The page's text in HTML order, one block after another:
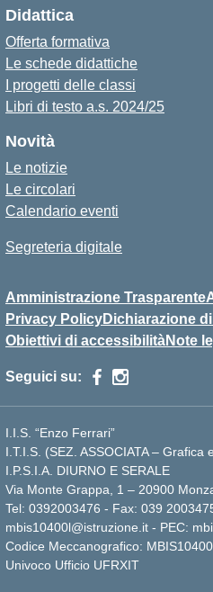
Didattica
Offerta formativa
Le schede didattiche
I progetti delle classi
Libri di testo a.s. 2024/25
Novità
Le notizie
Le circolari
Calendario eventi
Segreteria digitale
Amministrazione Trasparente
Privacy PolicyDichiarazione
Obiettivi di accessibilitàNote
Seguici su:
I.I.S. “Enzo Ferrari”
I.T.I.S. (SEZ. ASSOCIATA – Grafica
I.P.S.I.A. DIURNO E SERALE
Via Monte Grappa, 1 – 20900
Tel: 0392003476 - Fax: 039
mbis10400l@istruzione.it - PEC:
Codice Meccanografico:
Univoco Ufficio UFRXIT